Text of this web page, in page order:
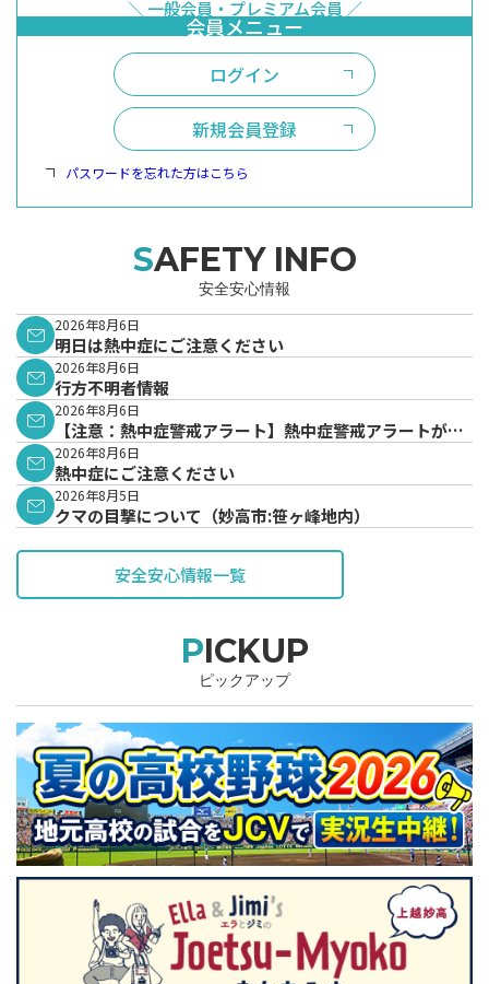
ログイン
新規会員登録
パスワードを忘れた方はこちら
SAFETY INFO
安全安心情報
2026年8月6日
明日は熱中症にご注意ください
2026年8月6日
行方不明者情報
2026年8月6日
【注意：熱中症警戒アラート】熱中症警戒アラートが発
表されています。
2026年8月6日
熱中症にご注意ください
2026年8月5日
クマの目撃について（妙高市:笹ヶ峰地内）
安全安心情報一覧
PICKUP
ピックアップ